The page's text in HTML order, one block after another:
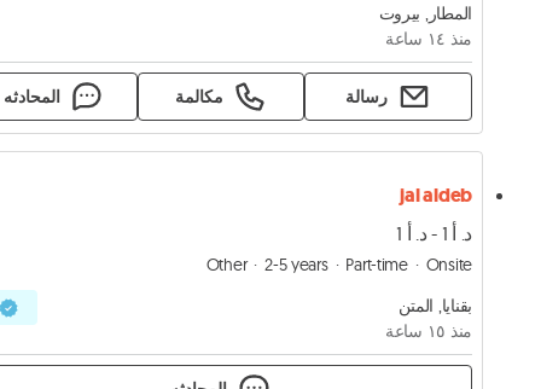
المطار, بيروت
منذ ١٤ ساعة
رسالة مكالمة المحادثه
jal aldeb
د. أ 1 - د. أ 1
Other 2-5 years Part-time
Onsite
بقنايا, المتن
منذ ١٥ ساعة